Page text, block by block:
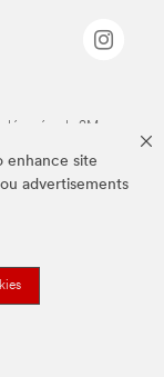
enhance site
advertisements
de 3M.